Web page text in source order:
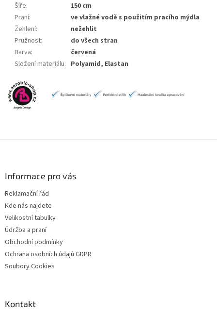
Šíře:
150 cm
Praní:
ve vlažné vodě s použitím pracího mýdla
Žehlení:
nežehlit
Pružnost:
do všech stran
Barva:
červená
Složení materiálu: Polyamid, Elastan
Informace pro vás
Reklamační řád
Kde nás najdete
Velikostní tabulky
Údržba a praní
Obchodní podmínky
Ochrana osobních údajů GDPR
Soubory Cookies
Kontakt